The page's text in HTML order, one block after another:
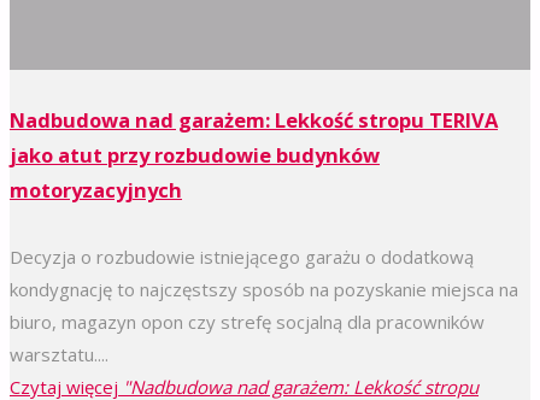
Nadbudowa nad garażem: Lekkość stropu TERIVA
jako atut przy rozbudowie budynków
motoryzacyjnych
Decyzja o rozbudowie istniejącego garażu o dodatkową
kondygnację to najczęstszy sposób na pozyskanie miejsca na
biuro, magazyn opon czy strefę socjalną dla pracowników
warsztatu....
Czytaj więcej "Nadbudowa nad garażem: Lekkość stropu